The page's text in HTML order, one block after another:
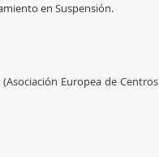
en Suspensión.
Europea de Centros